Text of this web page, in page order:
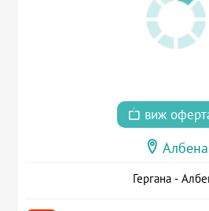
виж
Албена
Гергана -